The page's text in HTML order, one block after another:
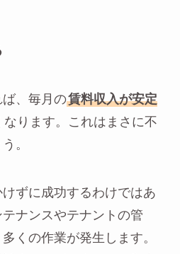
、毎月の賃料収入が安定
なります。これはまさに不
。
ずに成功するわけではあ
ナンスやテナントの管
くの作業が発生します。